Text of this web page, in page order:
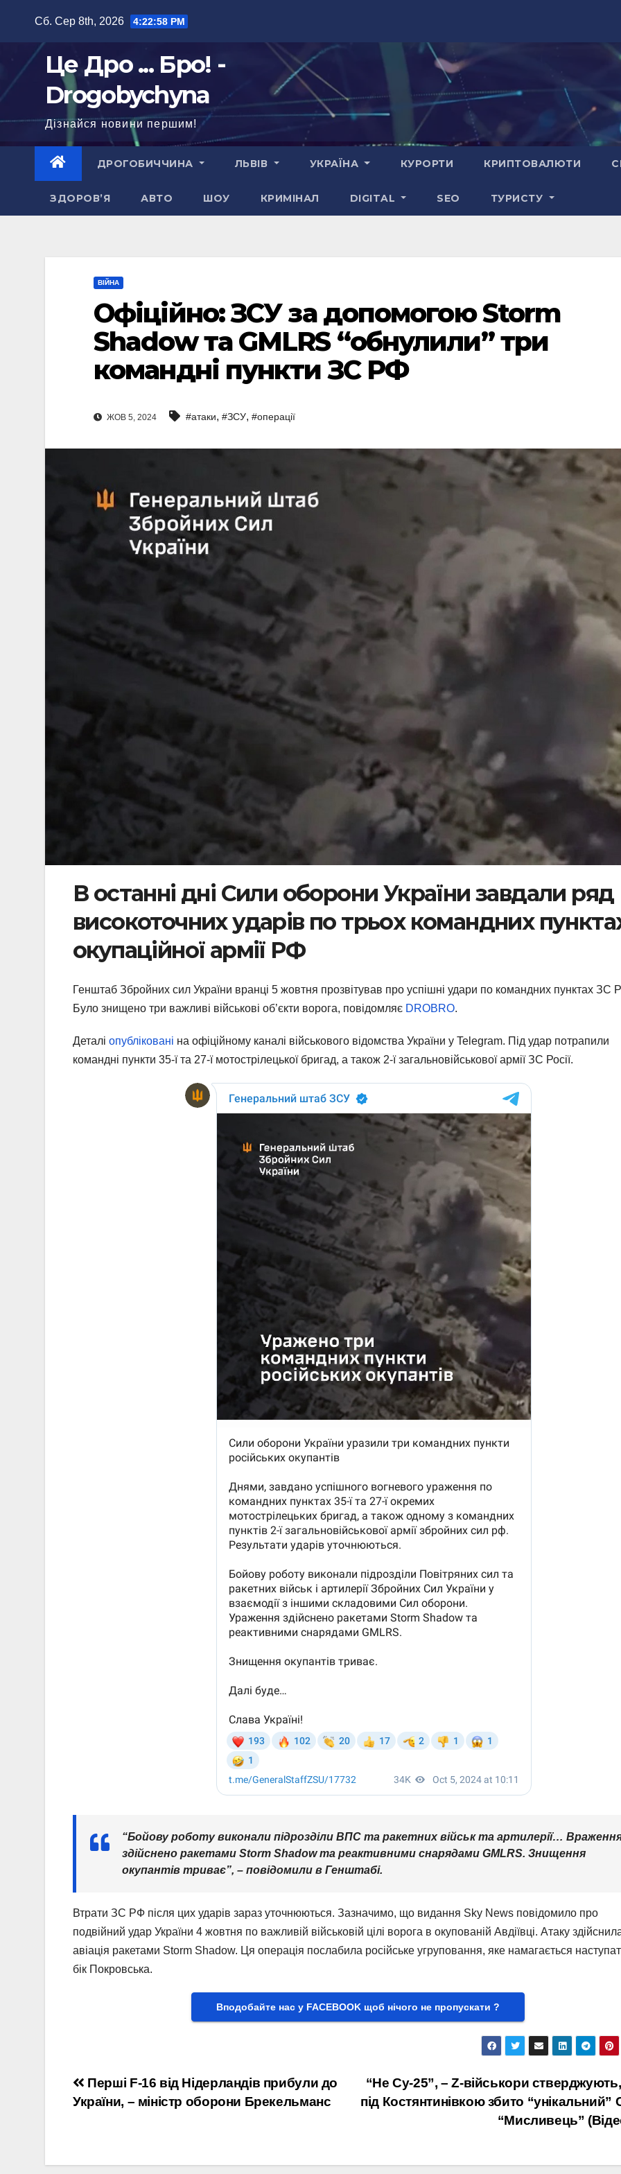
Сб. Сер 8th, 2026 4:23:00 PM
Це Дро ... Бро! -
Drogobychyna
Дізнайся новини першим!
ДРОГОБИЧЧИНА ЛЬВІВ УКРАЇНА КУРОРТИ КРИПТОВАЛЮТИ
ЗДОРОВ’Я АВТО ШОУ КРИМІНАЛ DIGITAL SEO ТУРИСТУ
ВІЙНА
Офіційно: ЗСУ за допомогою Storm
Shadow та GMLRS “обнулили” три
командні пункти ЗС РФ
ЖОВ 5, 2024 #атаки, #ЗСУ, #операції
В останні дні Сили оборони України завдали ряд
високоточних ударів по трьох командних
окупаційної армії РФ
Генштаб Збройних сил України вранці 5 жовтня прозвітував про успішні удари по командних пунктах ЗС
Було знищено три важливі військові об’єкти ворога, повідомляє DROBRO.
Деталі опубліковані на офіційному каналі військового відомства України у Telegram. Під удар потрапили
командні пункти 35-ї та 27-ї мотострілецької бригад, а також 2-ї загальновійськової армії ЗС Росії.
“Бойову роботу виконали підрозділи ВПС та ракетних військ та артилерії…
здійснено ракетами Storm Shadow та реактивними снарядами GMLRS. Знищення
окупантів триває”, – повідомили в Генштабі.
Втрати ЗС РФ після цих ударів зараз уточнюються. Зазначимо, що видання Sky News повідомило про
подвійний удар України 4 жовтня по важливій військовій цілі ворога в окупованій Авдіївці. Атаку
авіація ракетами Storm Shadow. Ця операція послабила російське угруповання, яке намагається
бік Покровська.
Вподобайте нас у FACEBOOK щоб нічого не пропускати ?
Навігація
записів
“Не Су-25”, – Z-військори
під Костянтинівкою збито “унікальний”
“Мисливець”
Перші F-16 від Нідерландів прибули до
України, – міністр оборони Брекельманс